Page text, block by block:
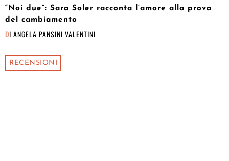
“Noi due”: Sara Soler racconta l’amore alla prova
del cambiamento
DI ANGELA PANSINI VALENTINI
RECENSIONI